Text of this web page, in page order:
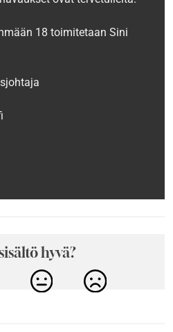
18 toimitetaan Sini
hyvä?